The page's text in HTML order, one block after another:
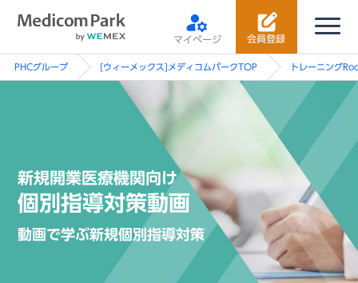
会員登録
マイページ
PHCグループ [ウィーメックス]メディコムパークTOP トレーニング
新規開業医療機関向け
個別指導対策動画
動画で学ぶ新規個別指導対策